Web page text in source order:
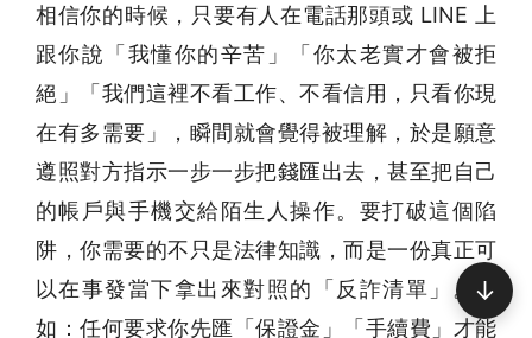
相信你的時候，只要有人在電話那頭或 LINE 上
跟你說「我懂你的辛苦」「你太老實才會被拒
絕」「我們這裡不看工作、不看信用，只看你現
在有多需要」，瞬間就會覺得被理解，於是願意
遵照對方指示一步一步把錢匯出去，甚至把自己
的帳戶與手機交給陌生人操作。要打破這個陷
阱，你需要的不只是法律知識，而是一份真正可
以在事發當下拿出來對照的「反詐清單」。例
如：任何要求你先匯「保證金」「手續費」才能
↓